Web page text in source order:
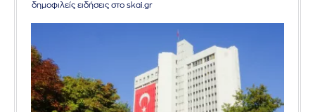
δημοφιλείς ειδήσεις στο skai.gr